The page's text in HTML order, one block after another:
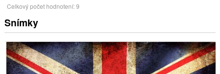
Celkový počet hodnotení:9
Snímky